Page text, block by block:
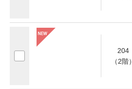
204
（2階）